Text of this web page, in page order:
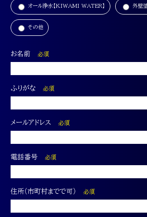
オール浄水【KIWAMI WATER】 外壁
その他
お名前 必須
ふりがな 必須
メールアドレス 必須
電話番号 必須
住所（市町村までで可） 必須